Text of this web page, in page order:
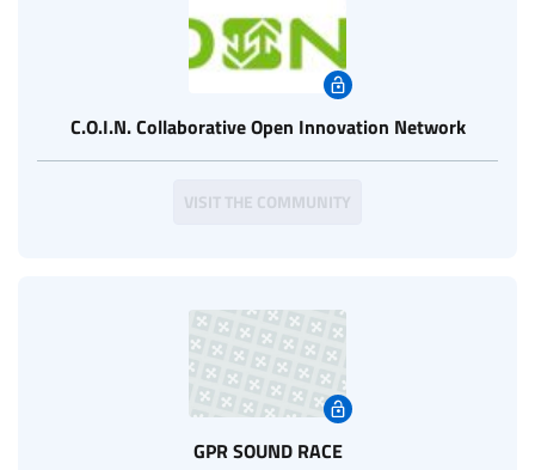
C.O.I.N. Collaborative Open Innovation Network
VISIT THE COMMUNITY
GPR SOUND RACE